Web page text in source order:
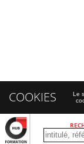
COOKIES
Le